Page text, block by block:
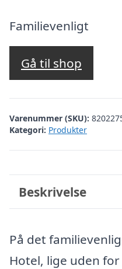
pris
var:
Familievenligt
Gå til shop
Varenummer (SKU):
Kategori: Produkter
Beskrivelse
På det
Hotel, lige uden